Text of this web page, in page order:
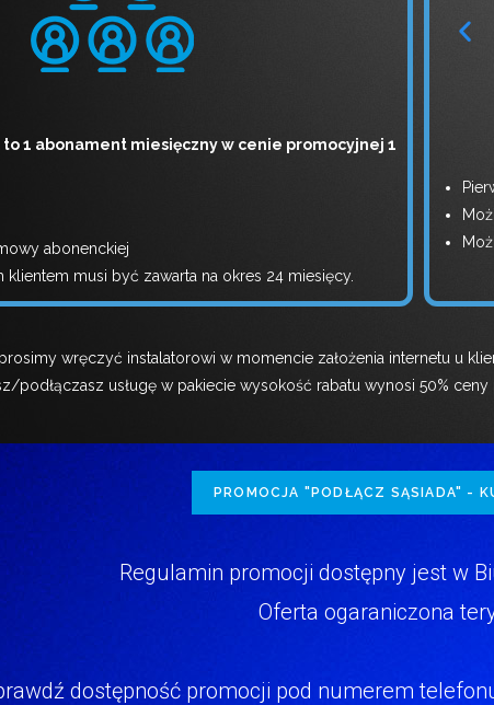
1 abonament miesięczny w cenie promocyjnej 1
abonenckiej
musi być zawarta na okres 24 miesięcy.
wręczyć instalatorowi w momencie założenia internetu u
podłączasz usługę w pakiecie wysokość rabatu wynosi 50% ceny
PROMOCJA "PODŁĄCZ SĄSIADA" -
Regulamin promocji dostępny jest w
Oferta ogaraniczona
dostępność promocji pod numerem